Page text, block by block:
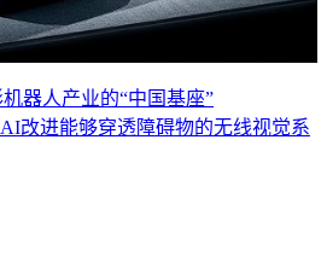
器人产业的“中国基座”
改进能够穿透障碍物的无线视觉系